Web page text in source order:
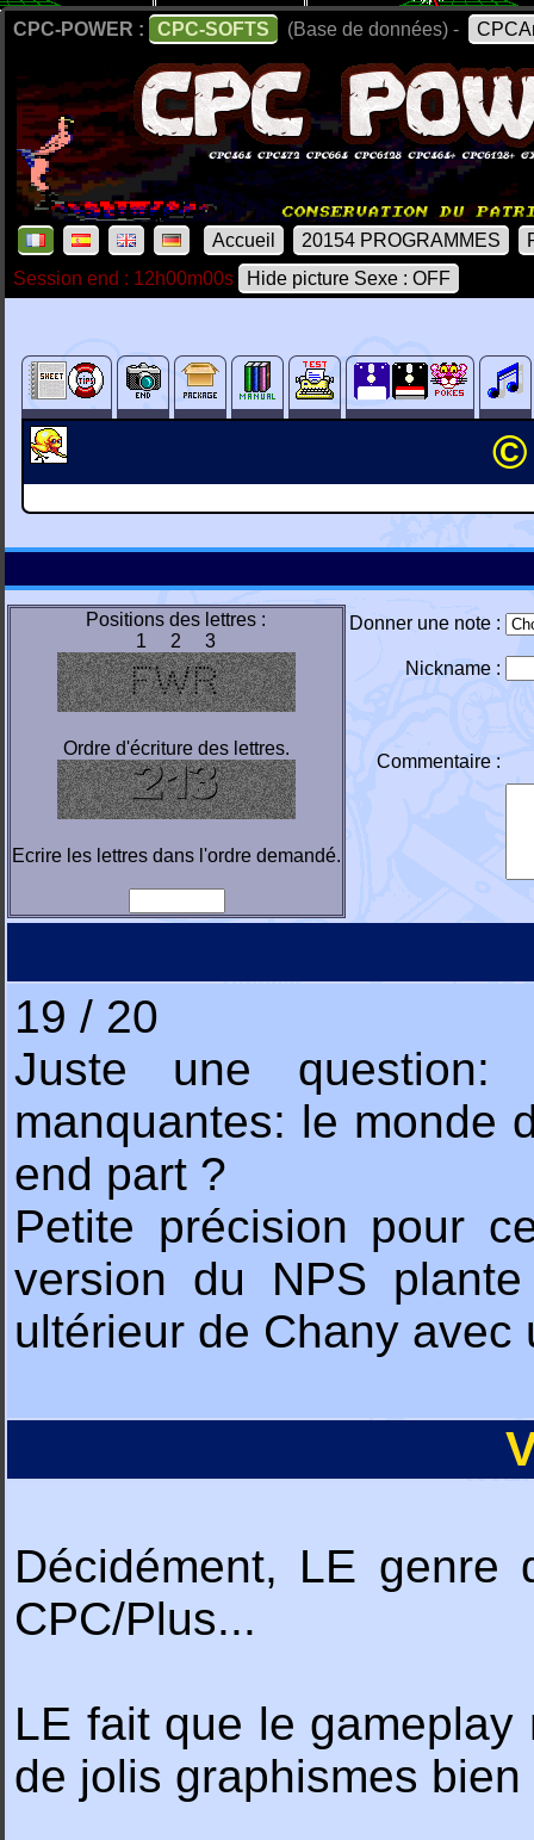
CPC-POWER : CPC-SOFTS (Base de données) -
Accueil 20154 PROGRAMMES
Session end : 12h00m00s
Hide picture Sexe : OFF
©
Positions des lettres :
1 2 3
Ordre d'écriture des lettres.
Ecrire les lettres dans l'ordre demandé.
Donner une note :
Nickname :
Commentaire :
19 / 20
Juste une question:
manquantes: le monde
end part ?
Petite précision pour
version du NPS
ultérieur de Chany
Décidément, LE
CPC/Plus...
LE fait que le
de jolis graphismes